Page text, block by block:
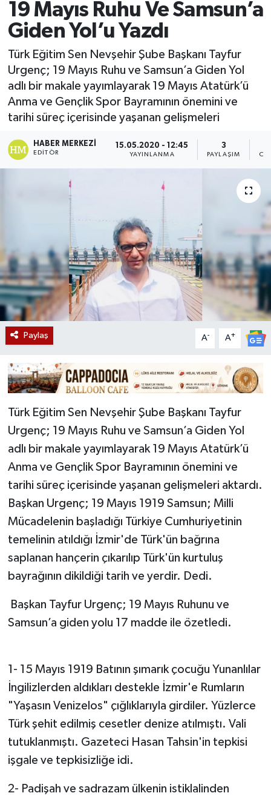
19 Mayıs Ruhu Ve Samsun’a
Giden Yol’u Yazdı
Türk Eğitim Sen Nevşehir Şube Başkanı Tayfur
Urgenç; 19 Mayıs Ruhu ve Samsun’a Giden Yol
adlı bir makale yayımlayarak 19 Mayıs Atatürk’ü
Anma ve Gençlik Spor Bayramının önemini ve
tarihi süreç içerisinde yaşanan gelişmeleri
HABER MERKEZI
EDITÖR
15.05.2020 - 12:45
YAYINLANMA
3
PAYLAŞIM
Paylaş A- A+
Türk Eğitim Sen Nevşehir Şube Başkanı Tayfur
Urgenç; 19 Mayıs Ruhu ve Samsun’a Giden Yol
adlı bir makale yayımlayarak 19 Mayıs Atatürk’ü
Anma ve Gençlik Spor Bayramının önemini ve
tarihi süreç içerisinde yaşanan gelişmeleri aktardı.
Başkan Urgenç; 19 Mayıs 1919 Samsun; Milli
Mücadelenin başladığı Türkiye Cumhuriyetinin
temelinin atıldığı İzmir'de Türk'ün bağrına
saplanan hançerin çıkarılıp Türk'ün kurtuluş
bayrağının dikildiği tarih ve yerdir. Dedi.
Başkan Tayfur Urgenç; 19 Mayıs Ruhunu ve
Samsun’a giden yolu 17 madde ile özetledi.
1- 15 Mayıs 1919 Batının şımarık çocuğu Yunanlılar
İngilizlerden aldıkları destekle İzmir'e Rumların
"Yaşasın Venizelos" çığlıklarıyla girdiler. Yüzlerce
Türk şehit edilmiş cesetler denize atılmıştı. Vali
tutuklanmıştı. Gazeteci Hasan Tahsin'in tepkisi
işgale ve tepkisizliğe idi.
2- Padişah ve sadrazam ülkenin istiklalinden